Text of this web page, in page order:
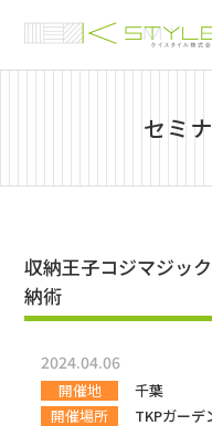
セミ
収納王子コジマジッ
納術
2024.04.06
開催地
千葉
開催場所
TKPガーデ